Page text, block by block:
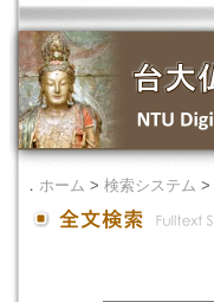
． ホーム > 検索システム >